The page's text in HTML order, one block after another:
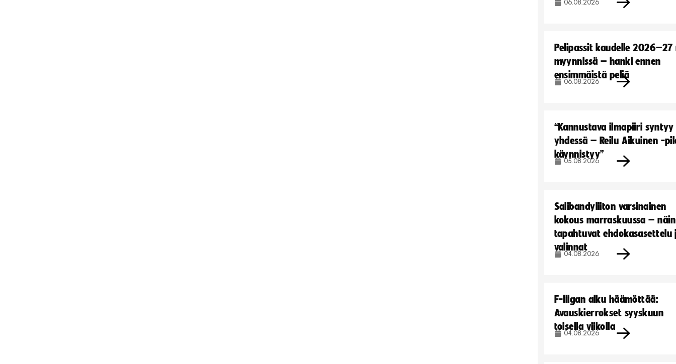
06.08.2026
Pelipassit kaudelle
myynnissä – hanki ennen
ensimmäistä peliä
06.08.2026
“Kannustava ilmapiiri syntyy
yhdessä – Reilu Aikuinen -
käynnistyy”
05.08.2026
Salibandyliiton varsinainen
kokous marraskuussa – näin
tapahtuvat ehdokasasettelu
valinnat
04.08.2026
F-liigan alku häämöttää:
Avauskierrokset syyskuun
toisella viikolla
04.08.2026